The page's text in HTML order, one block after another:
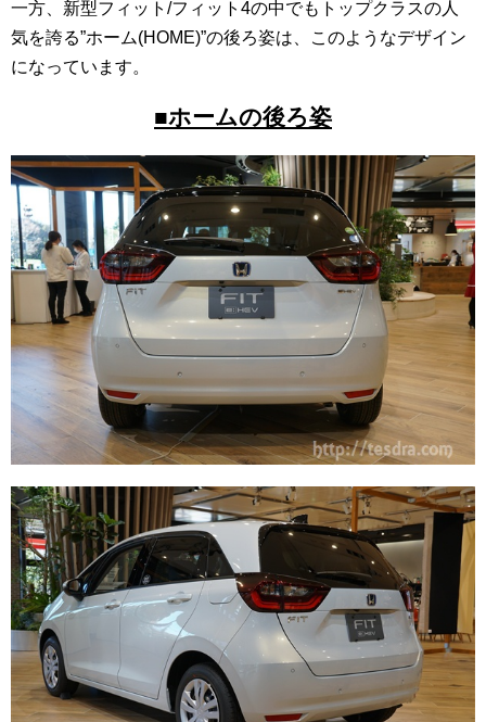
一方、新型フィット/フィット4の中でもトップクラスの人
気を誇る”ホーム(HOME)”の後ろ姿は、このようなデザイン
になっています。
■ホームの後ろ姿